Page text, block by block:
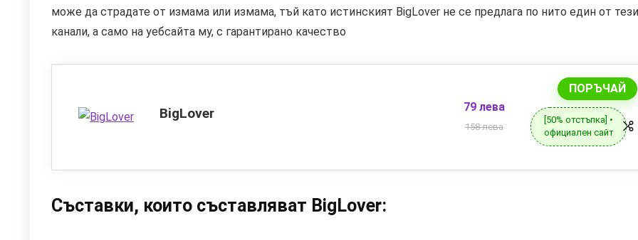
може да страдате от измама или измама, тъй като истинският BigLover не се предлага по нито един от тези
канали, а само на уебсайта му, с гарантирано качество
BigLover 79 лева
158 лева
ПОРЪЧАЙ
[50% отстъпка] •
официален сайт
Съставки, които съставляват BigLover: